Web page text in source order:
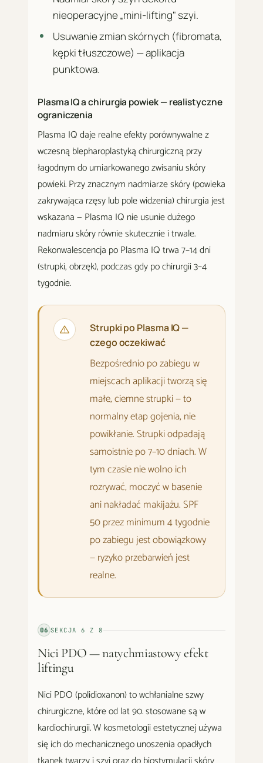
nieoperacyjne „mini-lifting" szyi.
Usuwanie zmian skórnych (fibromata,
kępki tłuszczowe) — aplikacja
punktowa.
Plasma IQ a chirurgia powiek — realistyczne
ograniczenia
Plasma IQ daje realne efekty porównywalne z
wczesną blepharoplastyką chirurgiczną przy
łagodnym do umiarkowanego zwisaniu skóry
powieki. Przy znacznym nadmiarze skóry (powieka
zakrywająca rzęsy lub pole widzenia) chirurgia jest
wskazana — Plasma IQ nie usunie dużego
nadmiaru skóry równie skutecznie i trwale.
Rekonwalescencja po Plasma IQ trwa 7–14 dni
(strupki, obrzęk), podczas gdy po chirurgii 3–4
tygodnie.
Strupki po Plasma IQ —
czego oczekiwać
Bezpośrednio po zabiegu w
miejscach aplikacji tworzą się
małe, ciemne strupki — to
normalny etap gojenia, nie
powikłanie. Strupki odpadają
samoistnie po 7–10 dniach. W
tym czasie nie wolno ich
rozrywać, moczyć w basenie
ani nakładać makijażu. SPF
50 przez minimum 4 tygodnie
po zabiegu jest obowiązkowy
— ryzyko przebarwień jest
realne.
06 SEKCJA6 Z 8
Nici PDO — natychmiastowy efekt
liftingu
Nici PDO (polidioxanon) to wchłanialne szwy
chirurgiczne, które od lat 90. stosowane są w
kardiochirurgii. W kosmetologii estetycznej używa
się ich do mechanicznego unoszenia opadłych